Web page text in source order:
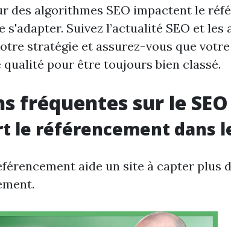
des algorithmes SEO impactent le
Suivez l’actualité SEO et les
stratégie et assurez-vous que
pour être toujours bien classé.
fréquentes sur le SEO
le référencement dans le
aide un site à capter plus